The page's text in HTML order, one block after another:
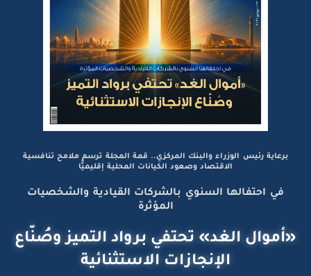
برعاية رئيس الوزراء والبنك المركزي.. قمة المجلة ترسم ملامح تنافسية
الاقتصاد وصعود الكيانات المحلية إقليميًّا
في احتفالها السنوي بالشركات القيادية والشخصيات
المؤثرة
«أموال الغد» تحتفي برواد التميز وصُنّاع
الإنجازات الاستثنائية